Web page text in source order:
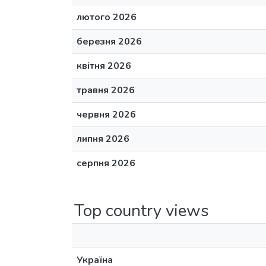
лютого 2026
березня 2026
квітня 2026
травня 2026
червня 2026
липня 2026
серпня 2026
Top country views
Україна